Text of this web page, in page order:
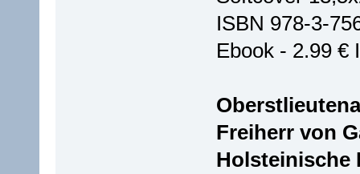
ISBN 978-3-
Ebook - 2.99 €
Freiherr von
Holsteinische